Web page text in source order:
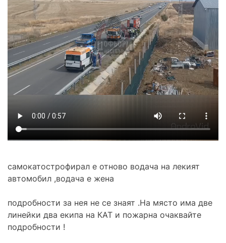
самокатострофирал е отново водача на лекият
автомобил ,водача е жена
подробности за нея не се знаят .На място има две
линейки два екипа на КАТ и пожарна очаквайте
подробности !